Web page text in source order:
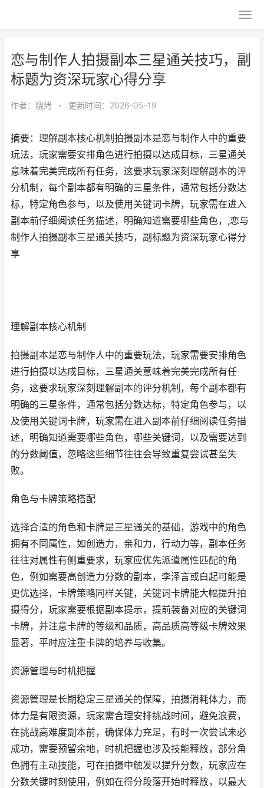
恋与制作人拍摄副本三星通关技巧，副
标题为资深玩家心得分享
作者： 烧烤 • 更新时间：2026-05-19
摘要：理解副本核心机制拍摄副本是恋与制作人中的重要
玩法，玩家需要安排角色进行拍摄以达成目标，三星通关
意味着完美完成所有任务，这要求玩家深刻理解副本的评
分机制，每个副本都有明确的三星条件，通常包括分数达
标，特定角色参与，以及使用关键词卡牌，玩家需在进入
副本前仔细阅读任务描述，明确知道需要哪些角色，,恋与
制作人拍摄副本三星通关技巧，副标题为资深玩家心得分
享
理解副本核心机制
拍摄副本是恋与制作人中的重要玩法，玩家需要安排角色
进行拍摄以达成目标，三星通关意味着完美完成所有任
务，这要求玩家深刻理解副本的评分机制，每个副本都有
明确的三星条件，通常包括分数达标，特定角色参与，以
及使用关键词卡牌，玩家需在进入副本前仔细阅读任务描
述，明确知道需要哪些角色，哪些关键词，以及需要达到
的分数阈值，忽略这些细节往往会导致重复尝试甚至失
败。
角色与卡牌策略搭配
选择合适的角色和卡牌是三星通关的基础，游戏中的角色
拥有不同属性，如创造力，亲和力，行动力等，副本任务
往往对属性有侧重要求，玩家应优先派遣属性匹配的角
色，例如需要高创造力分数的副本，李泽言或白起可能是
更优选择，卡牌策略同样关键，关键词卡牌能大幅提升拍
摄得分，玩家需要根据副本提示，提前装备对应的关键词
卡牌，并注意卡牌的等级和品质，高品质高等级卡牌效果
显著，平时应注重卡牌的培养与收集。
资源管理与时机把握
资源管理是长期稳定三星通关的保障，拍摄消耗体力，而
体力是有限资源，玩家需合理安排挑战时间，避免浪费，
在挑战高难度副本前，确保体力充足，有时一次尝试未必
成功，需要预留余地，时机把握也涉及技能释放，部分角
色拥有主动技能，可在拍摄中触发以提升分数，玩家应在
分数关键时刻使用，例如在得分段落开始时释放，以最大